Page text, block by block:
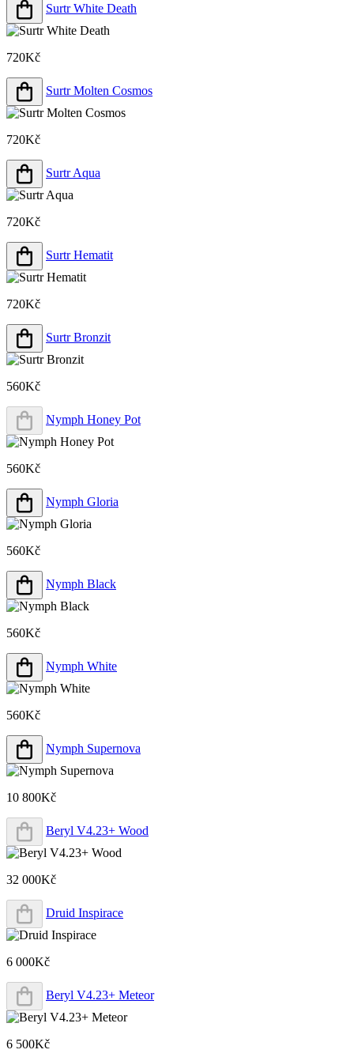
Surtr White Death
720Kč
Surtr Molten Cosmos
720Kč
Surtr Aqua
720Kč
Surtr Hematit
720Kč
Surtr Bronzit
560Kč
Nymph Honey Pot
560Kč
Nymph Gloria
560Kč
Nymph Black
560Kč
Nymph White
560Kč
Nymph Supernova
10 800Kč
Beryl V4.23+ Wood
32 000Kč
Druid Inspirace
6 000Kč
Beryl V4.23+ Meteor
6 500Kč